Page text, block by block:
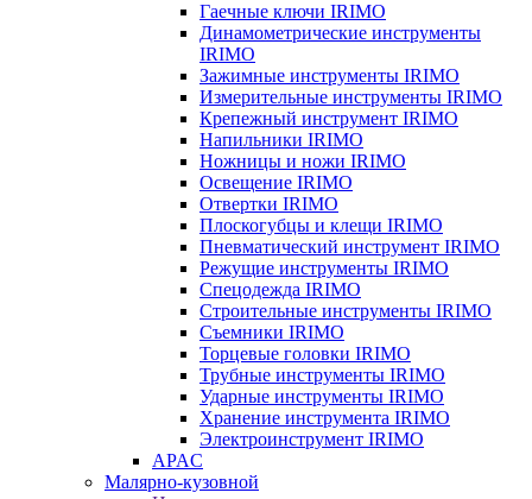
Гаечные ключи IRIMO
Динамометрические инструменты
IRIMO
Зажимные инструменты IRIMO
Измерительные инструменты IRIMO
Крепежный инструмент IRIMO
Напильники IRIMO
Ножницы и ножи IRIMO
Освещение IRIMO
Отвертки IRIMO
Плоскогубцы и клещи IRIMO
Пневматический инструмент IRIMO
Режущие инструменты IRIMO
Спецодежда IRIMO
Строительные инструменты IRIMO
Съемники IRIMO
Торцевые головки IRIMO
Трубные инструменты IRIMO
Ударные инструменты IRIMO
Хранение инструмента IRIMO
Электроинструмент IRIMO
APAC
Малярно-кузовной